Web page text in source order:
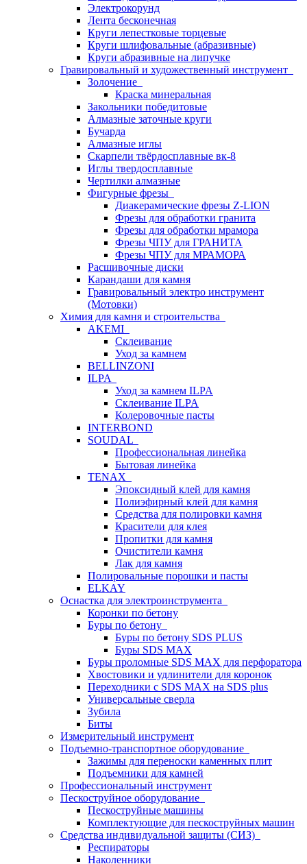
Электрокорунд
Лента бесконечная
Круги лепестковые торцевые
Круги шлифовальные (абразивные)
Круги абразивные на липучке
Гравировальный и художественный инструмент
Золочение
Краска минеральная
Закольники победитовые
Алмазные заточные круги
Бучарда
Алмазные иглы
Скарпели твёрдосплавные вк-8
Иглы твердосплавные
Чертилки алмазные
Фигурные фрезы
Диакерамические фрезы Z-LION
Фрезы для обработки гранита
Фрезы для обработки мрамора
Фрезы ЧПУ для ГРАНИТА
Фрезы ЧПУ для МРАМОРА
Расшивочные диски
Карандаши для камня
Гравировальный электро инструмент
(Мотовки)
Химия для камня и строительства
AKEMI
Склеивание
Уход за камнем
BELLINZONI
ILPA
Уход за камнем ILPA
Склеивание ILPA
Колеровочные пасты
INTERBOND
SOUDAL
Профессиональная линейка
Бытовая линейка
TENAX
Эпоксидный клей для камня
Полиэфирный клей для камня
Средства для полировки камня
Красители для клея
Пропитки для камня
Очистители камня
Лак для камня
Полировальные порошки и пасты
ELKAY
Оснастка для электроинструмента
Коронки по бетону
Буры по бетону
Буры по бетону SDS PLUS
Буры SDS MAX
Буры проломные SDS MAX для перфоратора
Хвостовики и удлинители для коронок
Переходники с SDS MAX на SDS plus
Универсальные сверла
Зубила
Биты
Измерительный инструмент
Подъемно-транспортное оборудование
Зажимы для переноски каменных плит
Подъемники для камней
Профессиональный инструмент
Пескоструйное оборудование
Пескоструйные машины
Комплектующие для пескоструйных машин
Средства индивидуальной защиты (СИЗ)
Респираторы
Наколенники